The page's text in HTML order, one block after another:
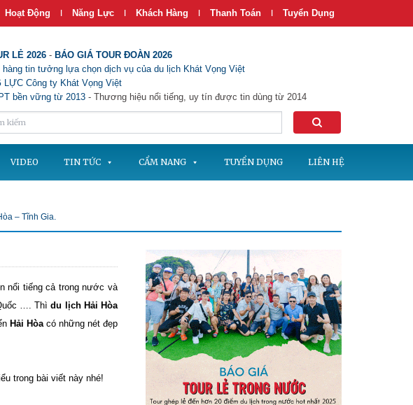
Hoạt Động | Năng Lực | Khách Hàng | Thanh Toán | Tuyển Dụng
LẺ 2026 - BÁO GIÁ TOUR ĐOÀN 2026
hàng tin tưởng lựa chọn dịch vụ của du lịch Khát Vọng Việt
LỰC Công ty Khát Vọng Việt
bền vững từ 2013 - Thương hiệu nổi tiếng, uy tín được tin dùng từ 2014
VIDEO TIN TỨC CẨM NANG TUYỂN DỤNG LIÊN HỆ
– Tĩnh Gia.
nổi tiếng cả trong nước và
…. Thìdu lịch Hải Hòa
Hải Hòacó những nét đẹp
trong bài viết này nhé!